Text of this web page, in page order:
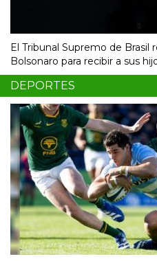
El Tribunal Supremo de Brasil
Bolsonaro para recibir a sus
DEPORTES